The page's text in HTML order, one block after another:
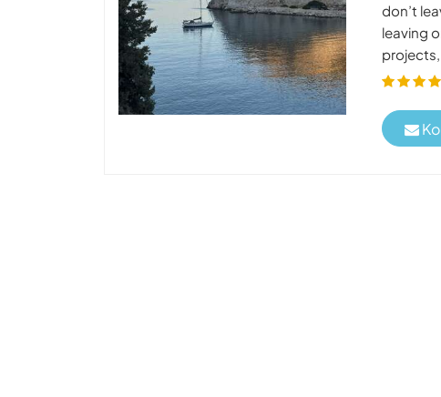
don’t
leaving